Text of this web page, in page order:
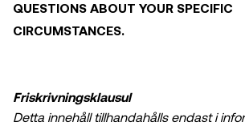
QUESTIONS ABOUT YOUR SPECIFIC
CIRCUMSTANCES.
Friskrivningsklausul
Detta innehåll tillhandahålls endast i